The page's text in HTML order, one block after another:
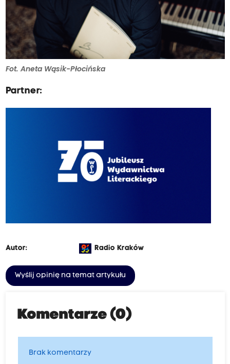
Fot. Aneta Wąsik-Płocińska
Partner:
Autor: Radio Kraków
Wyślij opinię na temat artykułu
Komentarze (0)
Brak komentarzy